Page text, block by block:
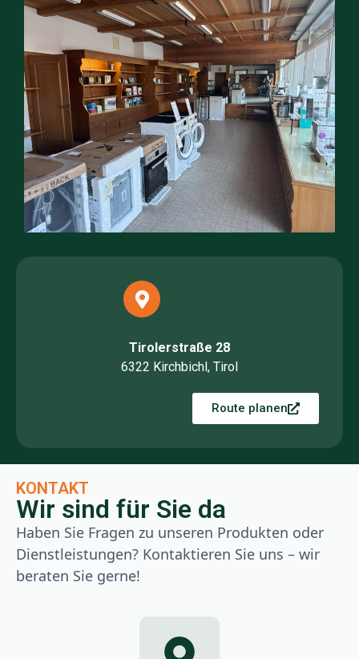
Tirolerstraße 28
6322 Kirchbichl, Tirol
Route planen
KONTAKT
Wir sind für Sie da
Haben Sie Fragen zu unseren Produkten oder
Dienstleistungen? Kontaktieren Sie uns – wir
beraten Sie gerne!